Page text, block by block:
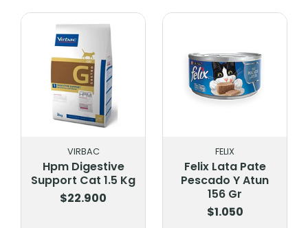
VIRBAC
Hpm Digestive
Support Cat 1.5 Kg
$22.900
FELIX
Felix Lata Pate
Pescado Y Atun
156 Gr
$1.050